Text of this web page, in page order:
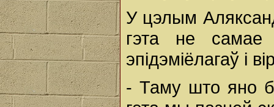
У цэлым
гэта не самае
эпідэміёлагаў і
- Таму што яно